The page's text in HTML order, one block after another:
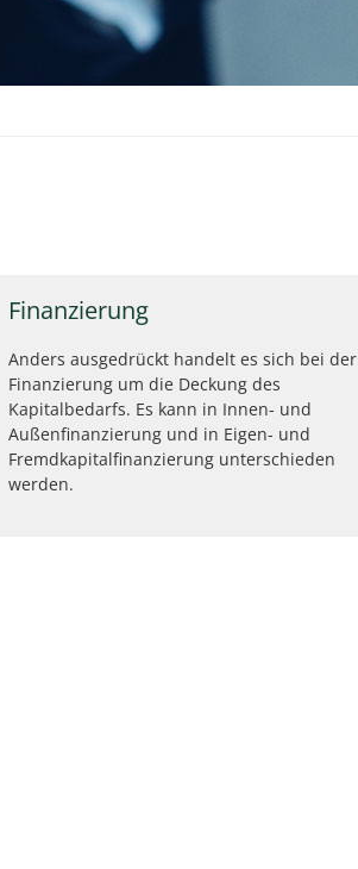
Finanzierung
Anders ausgedrückt handelt es sich bei der
Finanzierung um die Deckung des
Kapitalbedarfs. Es kann in Innen- und
Außenfinanzierung und in Eigen- und
Fremdkapitalfinanzierung unterschieden
werden.